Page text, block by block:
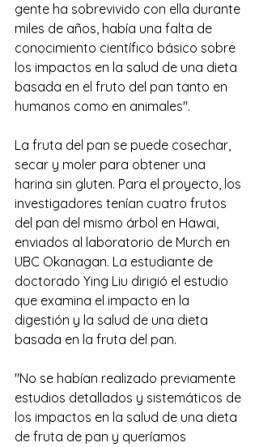
gente ha sobrevivido con ella durante
miles de años, había una falta de
conocimiento científico básico sobre
los impactos en la salud de una dieta
basada en el fruto del pan tanto en
humanos como en animales".
La fruta del pan se puede cosechar,
secar y moler para obtener una
harina sin gluten. Para el proyecto, los
investigadores tenían cuatro frutos
del pan del mismo árbol en Hawai,
enviados al laboratorio de Murch en
UBC Okanagan. La estudiante de
doctorado Ying Liu dirigió el estudio
que examina el impacto en la
digestión y la salud de una dieta
basada en la fruta del pan.
"No se habían realizado previamente
estudios detallados y sistemáticos de
los impactos en la salud de una dieta
de fruta de pan y queríamos